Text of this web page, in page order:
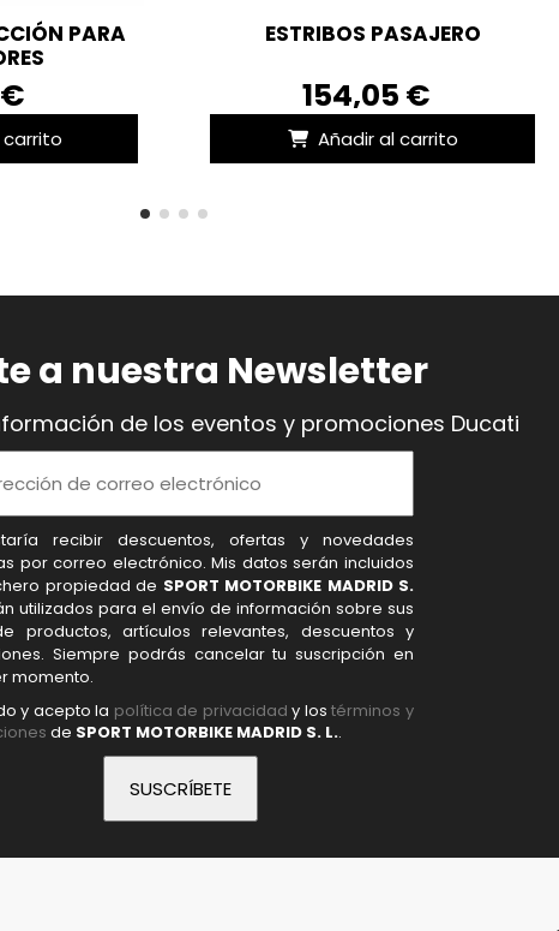
PARA
carrito
ESTRIBOS PASAJERO
154,05 €
Añadir al carrito
a nuestra Newsletter
de los eventos y promociones Ducati
recibir descuentos, ofertas y novedades
por correo electrónico. Mis datos serán incluidos
propiedad de SPORT MOTORBIKE MADRID S.
utilizados para el envío de información sobre sus
productos, artículos relevantes, descuentos y
Siempre podrás cancelar tu suscripción en
momento.
y acepto la política de privacidad y lostérminos y
de SPORT MOTORBIKE MADRID S. L..